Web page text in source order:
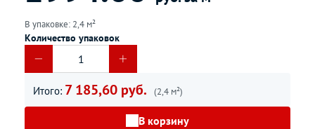
В упаковке: 2,4 м²
Количество упаковок
Итого: 7 185,60 руб. (2,4 м²)
В корзину